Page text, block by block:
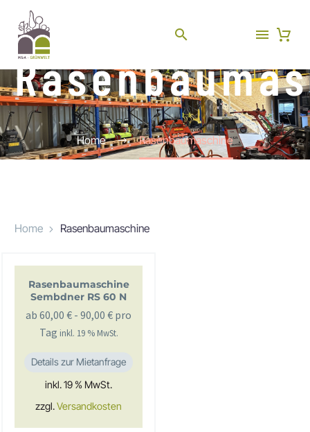
Home Rasenbaumaschine
Home Rasenbaumaschine
Rasenbaumaschine
Sembdner RS 60 N
ab 60,00 € - 90,00 € pro
Tag inkl. 19 % MwSt.
Details zur Mietanfrage
inkl. 19 % MwSt.
zzgl.Versandkosten